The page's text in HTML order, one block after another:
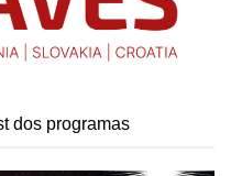
dos programas